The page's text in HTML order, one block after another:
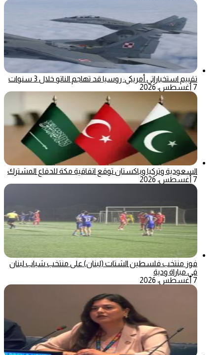
تقييم استخباراتي أمريكي: روسيا قد تهاجم الناتو خلال 3 سنوات
7 أغسطس، 2026
السعودية وتركيا وباكستان توقع اتفاقية مكة للدفاع المشترك
7 أغسطس، 2026
فوز منتخب فلسطين الشتات (لبنان) على منتخب شباب لبنان
في مباراة ودية
7 أغسطس، 2026